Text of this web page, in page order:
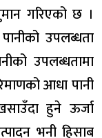
गरिएको छ ।
उपलब्धता
उपलब्धतामा
आधा पानी
हुने ऊर्जा
भनी हिसाब